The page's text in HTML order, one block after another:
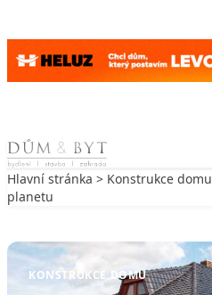
Skip to content
Hlavní stránka > Konstrukce domu
planetu
KONSTRUKCE DOMU